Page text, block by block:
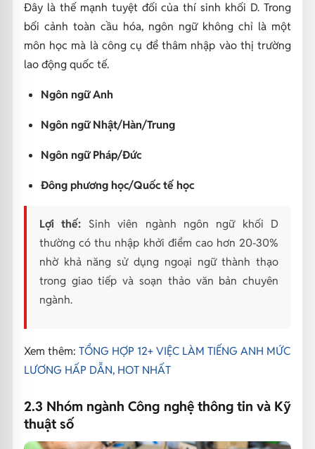
Đây là thế mạnh tuyệt đối của thí sinh khối D. Trong
bối cảnh toàn cầu hóa, ngôn ngữ không chỉ là một
môn học mà là công cụ để thâm nhập vào thị trường
lao động quốc tế.
Ngôn ngữ Anh
Ngôn ngữ Nhật/Hàn/Trung
Ngôn ngữ Pháp/Đức
Đông phương học/Quốc tế học
Lợi thế: Sinh viên ngành ngôn ngữ khối D
thường có thu nhập khởi điểm cao hơn 20-30%
nhờ khả năng sử dụng ngoại ngữ thành thạo
trong giao tiếp và soạn thảo văn bản chuyên
ngành.
Xem thêm: TỔNG HỢP 12+ VIỆC LÀM TIẾNG ANH MỨC
LƯƠNG HẤP DẪN, HOT NHẤT
2.3 Nhóm ngành Công nghệ thông tin và Kỹ
thuật số